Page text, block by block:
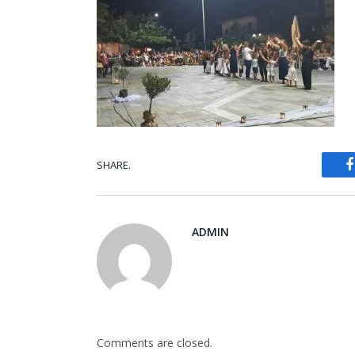
SHARE.
ADMIN
Comments are closed.